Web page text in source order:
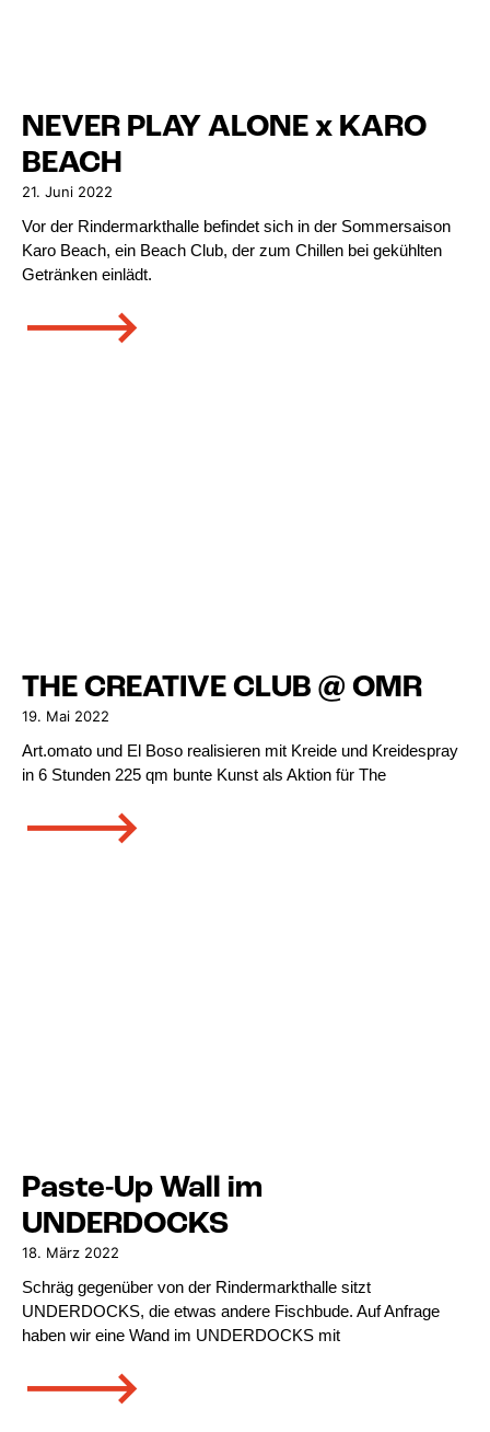
NEVER PLAY ALONE x KARO
BEACH
21. Juni 2022
Vor der Rindermarkthalle befindet sich in der Sommersaison
Karo Beach, ein Beach Club, der zum Chillen bei gekühlten
Getränken einlädt.
🡒
THE CREATIVE CLUB @ OMR
19. Mai 2022
Art.omato und El Boso realisieren mit Kreide und Kreidespray
in 6 Stunden 225 qm bunte Kunst als Aktion für The
🡒
Paste-Up Wall im
UNDERDOCKS
18. März 2022
Schräg gegenüber von der Rindermarkthalle sitzt
UNDERDOCKS, die etwas andere Fischbude. Auf Anfrage
haben wir eine Wand im UNDERDOCKS mit
🡒